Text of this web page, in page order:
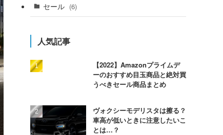
セール (6)
人気記事
【2022】Amazonプライムデ
ーのおすすめ目玉商品と絶対買
うべきセール商品まとめ
ヴォクシーモデリスタは擦る？
車高が低いときに注意したいこ
とは…？